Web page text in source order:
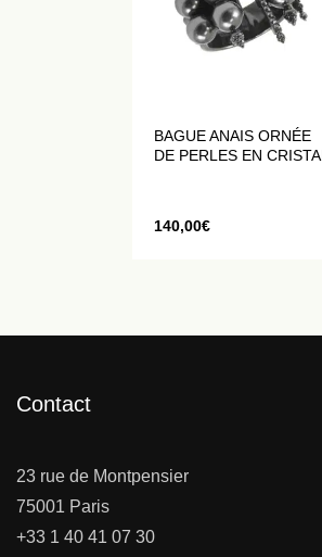
BAGUE ANAIS ORNÉE
DE PERLES EN
140,00€
Contact
23 rue de Montpensier
75001 Paris
+33 1 40 41 07 30